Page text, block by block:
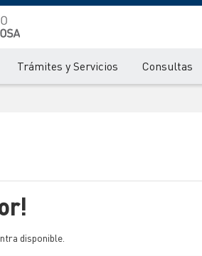
Trámites y Servicios Consultas
disponible.